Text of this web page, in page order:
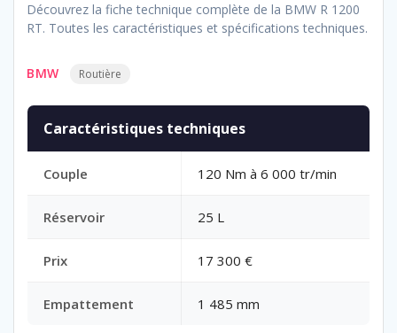
Découvrez la fiche technique complète de la BMW R 1200
RT. Toutes les caractéristiques et spécifications techniques.
BMW Routière
Caractéristiques techniques
Couple 120 Nm à 6 000 tr/min
Réservoir 25 L
Prix 17 300 €
Empattement 1 485 mm